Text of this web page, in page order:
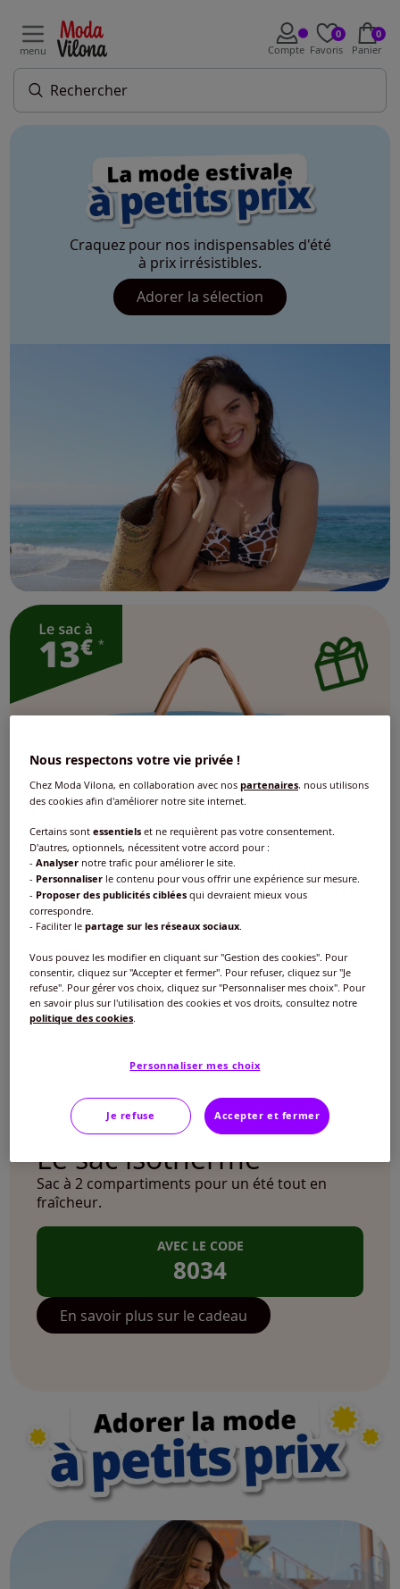
menu Compte
0
Favoris
0
Panier
Craquez pour nos indispensables d'été
à prix irrésistibles.
Adorer la sélection
Le sac isotherme
AVEC LE CODE
8034
Sac à 2 compartiments pour un été tout en
fraîcheur.
En savoir plus sur le cadeau
Nous respectons votre vie privée !
Chez Moda Vilona, en collaboration avec nospartenaires, nous utilisons
des cookies afin d'améliorer notre site internet.
Certains sontessentiels et ne requièrent pas votre consentement.
D'autres, optionnels, nécessitent votre accord pour :
-Analyser notre trafic pour améliorer le site.
- Personnaliser le contenu pour vous offrir une expérience sur mesure.
- Proposer des publicités ciblées qui devraient mieux vous
correspondre.
- Faciliter lepartage sur les réseaux sociaux.
Vous pouvez les modifier en cliquant sur "Gestion des cookies". Pour
consentir, cliquez sur "Accepter et fermer". Pour refuser, cliquez sur "Je
refuse". Pour gérer vos choix, cliquez sur "Personnaliser mes choix". Pour
en savoir plus sur l'utilisation des cookies et vos droits, consultez notre
politique des cookies.
Personnaliser mes choix
Je refuse Accepter et fermer